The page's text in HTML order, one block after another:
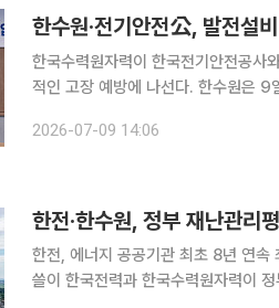
한수원·전기안전公, 발전설
한국수력원자력이 한국전기안전공사
적인 고장 예방에 나선다. 한수원은 9일 서울 방사선보건원에서 전기안전공사와 '발전설비 안전성
한수원 사장과 남화영 전기안전공 사
2026-07-09 14:06
한전·한수원, 정부 재난관리
한전, 에너지 공공기관 최초 8년 연속
쓸이 한국전력과 한국수력원자력이 정부가 주관하는 국가 재난관리평가에서 나란히 최고 등급인